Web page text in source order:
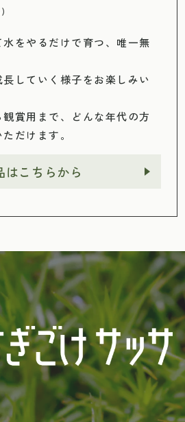
をやるだけで育つ、唯一無
していく様子をお楽しみい
賞用まで、どんな年代の方
だけます。
はこちらから